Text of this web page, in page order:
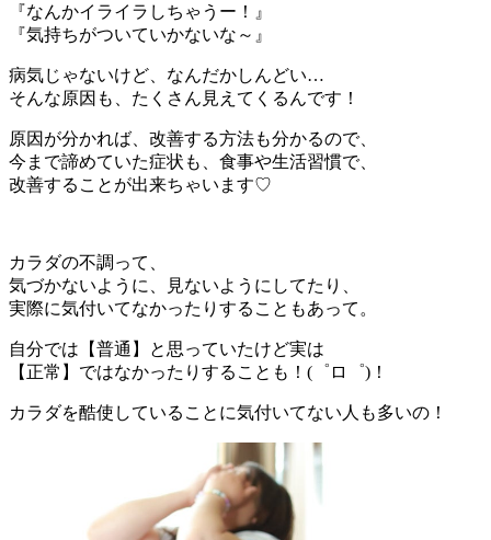
『なんかイライラしちゃうー！』
『気持ちがついていかないな～』
病気じゃないけど、なんだかしんどい…
そんな原因も、たくさん見えてくるんです！
原因が分かれば、改善する方法も分かるので、
今まで諦めていた症状も、食事や生活習慣で、
改善することが出来ちゃいます♡
カラダの不調って、
気づかないように、見ないようにしてたり、
実際に気付いてなかったりすることもあって。
自分では【普通】と思っていたけど実は
【正常】ではなかったりすることも！(゜ロ゜)！
カラダを酷使していることに気付いてない人も多いの！